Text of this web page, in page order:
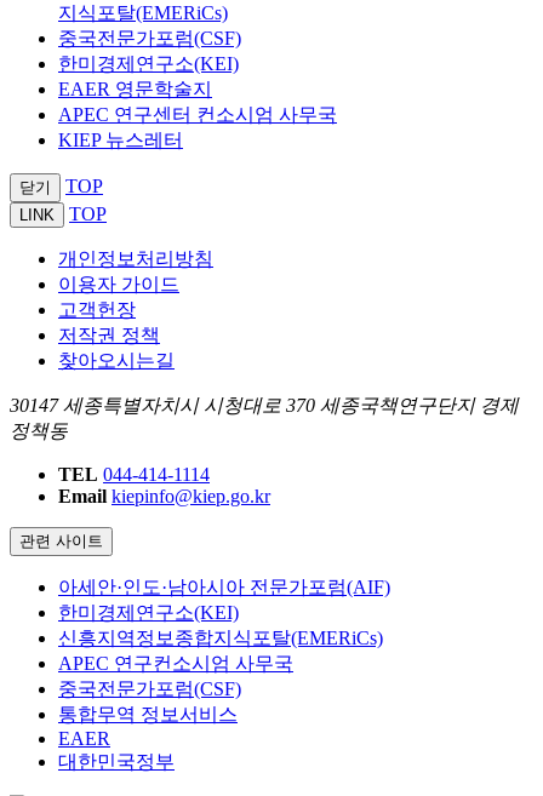
지식포탈(EMERiCs)
중국전문가포럼(CSF)
한미경제연구소(KEI)
EAER 영문학술지
APEC 연구센터 컨소시엄 사무국
KIEP 뉴스레터
닫기 TOP
LINK TOP
개인정보처리방침
이용자 가이드
고객헌장
저작권 정책
찾아오시는길
30147 세종특별자치시 시청대로 370 세종국책연구단지 경제
정책동
TEL 044-414-1114
Email kiepinfo@kiep.go.kr
관련 사이트
아세안·인도·남아시아 전문가포럼(AIF)
한미경제연구소(KEI)
신흥지역정보종합지식포탈(EMERiCs)
APEC 연구컨소시엄 사무국
중국전문가포럼(CSF)
통합무역 정보서비스
EAER
대한민국정부